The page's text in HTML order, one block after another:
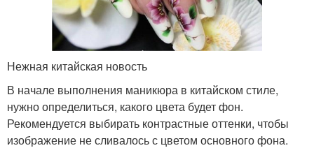
Нежная китайская новость
В начале выполнения маникюра в китайском стиле,
нужно определиться, какого цвета будет фон.
Рекомендуется выбирать контрастные оттенки, чтобы
изображение не сливалось с цветом основного фона.